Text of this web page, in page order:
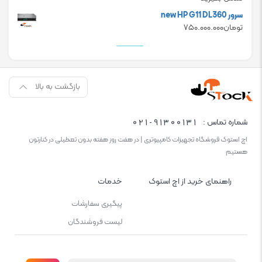
سرور new HP G11 DL360
تومان۷۵۰.۰۰۰.۰۰۰
بازگشت به بالا
شماره تماس : 021-91300131
اچ استوک فروشگاه تجهیزات کامپیوتری | در هفت روز هفته بدون تعطیلی در کنارتون
هستیم
راهنمای خرید از اچ استوک خدمات
پیگیری سفارشات
لیست فروشندگان